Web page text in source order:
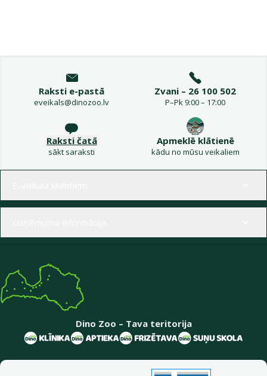
Raksti e-pastā
eveikals@dinozoo.lv
Zvani – 26 100 502
P–Pk 9:00 – 17:00
Raksti čatā
sākt saraksti
Apmeklē klātienē
kādu no mūsu veikaliem
Dino Zoo – Tava teritorija